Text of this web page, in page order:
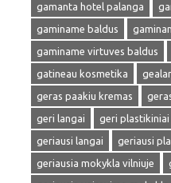
gamanta hotel palanga
gaminame baldus
gaminame virtuves baldus
gatineau kosmetika
geras paakiu kremas
geri langai
geri plastikiniai
geriausi langai
geriausi
geriausia mokykla vilniuje